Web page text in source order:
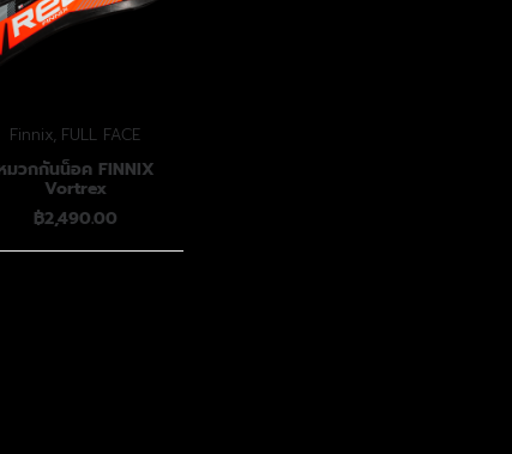
Finnix, FULL FACE
มวกกันน็อค FINNIX
Vortrex
฿2,490.00